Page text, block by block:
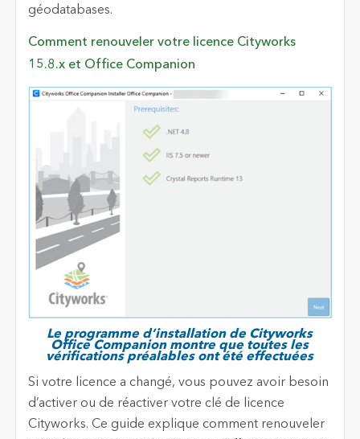
géodatabases.
Comment renouveler votre licence Cityworks
15.8.x et Office Companion
Le programme d’installation de Cityworks
Office Companion montre que toutes les
vérifications préalables ont été effectuées
Si votre licence a changé, vous pouvez avoir besoin
d’activer ou de réactiver votre clé de licence
Cityworks. Ce guide explique comment renouveler